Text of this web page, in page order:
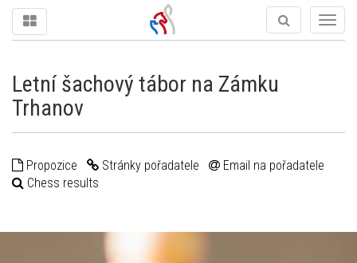
Letní šachový tábor na Zámku
Trhanov
Propozice Stránky pořadatele
Email na pořadatele
Chess results